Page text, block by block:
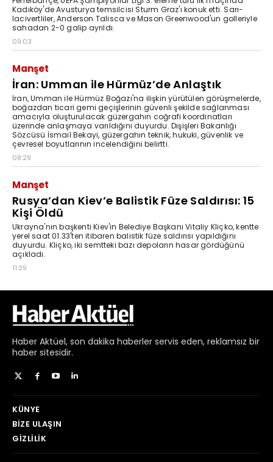
Haber Aktüel, son dakika haberler servis eden, reklamsız bir
haber sitesidir.
KÜNYE
BIZE ULAŞIN
GIZLILIK